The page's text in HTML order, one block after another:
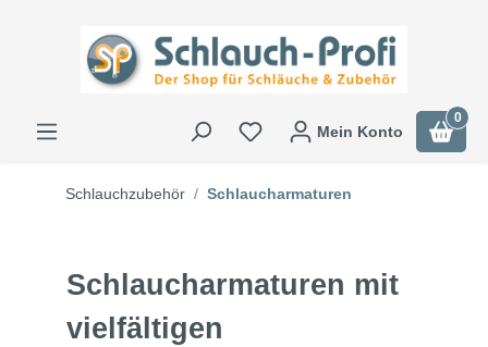
Mein Konto
0
Schlauchzubehör Schlaucharmaturen
Schlaucharmaturen mit
vielfältigen